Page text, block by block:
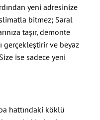
yeni adresinize
bitmez; Saral
taşır, demonte
gerçekleştirir ve beyaz
ise sadece yeni
hattındaki köklü